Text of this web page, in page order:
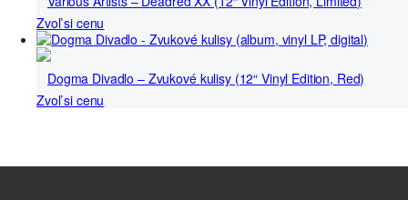
Zvoľ si cenu
Dogma Divadlo – Zvukové kulisy (12“ Vinyl Edition, Red)
Zvoľ si cenu